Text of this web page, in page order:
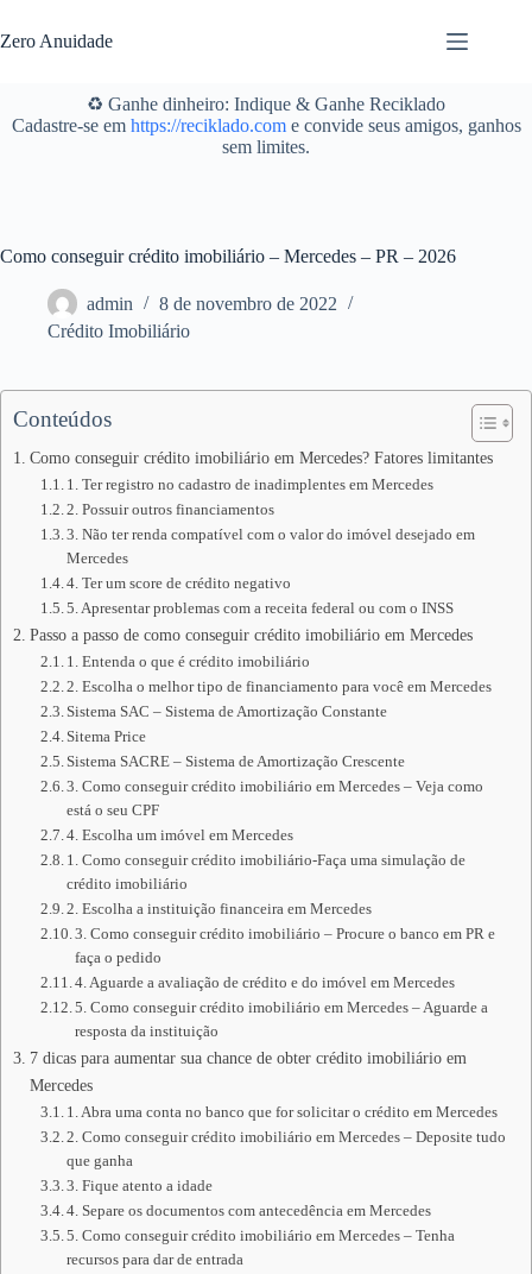
para
o
Zero Anuidade
♻️ Ganhe dinheiro: Indique & Ganhe Reciklado
Cadastre-se em https://reciklado.come convide seus amigos, ganhos
sem limites.
Como conseguir crédito imobiliário – Mercedes – PR – 2026
admin
8 de novembro de 2022
Crédito Imobiliário
Conteúdos
Como conseguir crédito imobiliário em Mercedes? Fatores limitantes
1. Ter registro no cadastro de inadimplentes em Mercedes
2. Possuir outros financiamentos
3. Não ter renda compatível com o valor do imóvel desejado em
Mercedes
4. Ter um score de crédito negativo
5. Apresentar problemas com a receita federal ou com o INSS
Passo a passo de como conseguir crédito imobiliário em Mercedes
1. Entenda o que é crédito imobiliário
2. Escolha o melhor tipo de financiamento para você em Mercedes
Sistema SAC – Sistema de Amortização Constante
Sitema Price
Sistema SACRE – Sistema de Amortização Crescente
3. Como conseguir crédito imobiliário em Mercedes – Veja como
está o seu CPF
4. Escolha um imóvel em Mercedes
1. Como conseguir crédito imobiliário-Faça uma simulação de
crédito imobiliário
2. Escolha a instituição financeira em Mercedes
3. Como conseguir crédito imobiliário – Procure o banco em PR e
faça o pedido
4. Aguarde a avaliação de crédito e do imóvel em Mercedes
5. Como conseguir crédito imobiliário em Mercedes – Aguarde a
resposta da instituição
7 dicas para aumentar sua chance de obter crédito imobiliário em
Mercedes
1. Abra uma conta no banco que for solicitar o crédito em Mercedes
2. Como conseguir crédito imobiliário em Mercedes – Deposite tudo
que ganha
3. Fique atento a idade
4. Separe os documentos com antecedência em Mercedes
5. Como conseguir crédito imobiliário em Mercedes – Tenha
recursos para dar de entrada